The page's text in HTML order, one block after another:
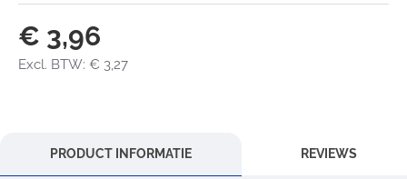
€ 3,96
Excl. BTW: € 3,27
PRODUCT INFORMATIE REVIEWS